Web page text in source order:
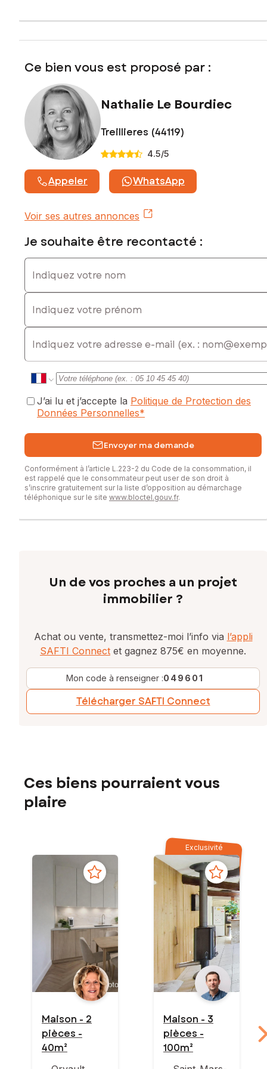
www.georisques.gouv.fr
Contactez votre conseiller SAFTI : Nathalie LE BOURDIEC,
Tél. : 0749022590, E-mail : nathalie.lebourdiec@safti.fr - EI -
Agent commercial immatriculé au RSAC de NANTES sous le
numéro 901911917
Ce bien vous est proposé par :
Nathalie Le Bourdiec
Treillieres (44119)
4.5/5
Appeler WhatsApp
Voir ses autres annonces
Je souhaite être recontacté :
Indiquez votre nom
Indiquez votre prénom
E-mail
J’ai lu et j’accepte la Politique de Protection des
Données Personnelles*
Envoyer ma demande
Conformément à l’article L.223-2 du Code de la consommation, il
est rappelé que le consommateur peut user de son droit à
s’inscrire gratuitement sur la liste d’opposition au démarchage
téléphonique sur le site www.bloctel.gouv.fr.
Un de vos proches a un projet
immobilier ?
Achat ou vente, transmettez-moi l’info via l’appli
SAFTI Connect et gagnez 875€ en moyenne.
Mon code à renseigner :049601
Télécharger SAFTI Connect
Ces biens pourraient vous
plaire
Maison - 2
pièces -
40m²
Exclusivité
Maison - 3
pièces -
100m²